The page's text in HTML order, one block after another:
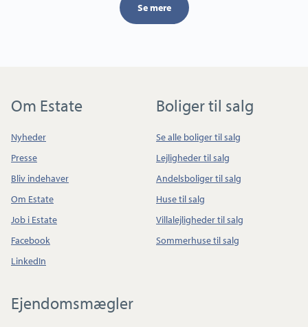
Se mere
Om Estate
Nyheder
Presse
Bliv indehaver
Om Estate
Job i Estate
Facebook
LinkedIn
Boliger til salg
Se alle boliger til salg
Lejligheder til salg
Andelsboliger til salg
Huse til salg
Villalejligheder til salg
Sommerhuse til salg
Ejendomsmægler